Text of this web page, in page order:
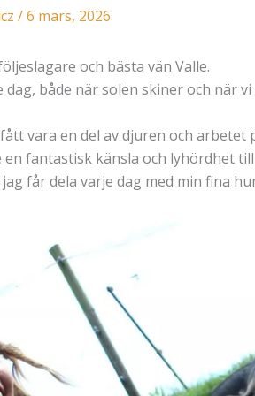
/6 mars, 2026
och bästa vän Valle.
dag, både när solen skiner och när
vara en del av djuren och arbetet
fantastisk känsla och lyhördhet
får dela varje dag med min fina